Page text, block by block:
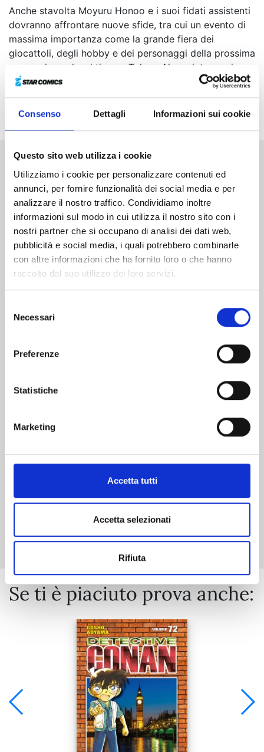
Consenso Dettagli Informazioni sui cookie
Questo sito web utilizza i cookie
Utilizziamo i cookie per personalizzare contenuti ed
annunci, per fornire funzionalità dei social media e per
analizzare il nostro traffico. Condividiamo inoltre
informazioni sul modo in cui utilizza il nostro sito con i
nostri partner che si occupano di analisi dei dati web,
pubblicità e social media, i quali potrebbero combinarle
con altre informazioni che ha fornito loro o che hanno
raccolto dal suo utilizzo dei loro servizi.
delNecessari
Preferenze
Statistiche
Marketing
Accetta tutti
Accetta selezionati
Rifiuta
Anche stavolta Moyuru Honoo e i suoi fidati assistenti
dovranno affrontare nuove sfide, tra cui un evento di
massima importanza come la grande fiera dei
giocattoli, degli hobby e dei personaggi della prossima
generazione che si tiene a Tokyo. Al suo interno si
svolgeranno battaglie al calor bianco e tra i diversi
produttori sprizzeranno scintille… L’atmosfera ardente
già satura l’intero palazzetto!
Altri volumi della serie
Mostra tutto
Se ti è piaciuto prova anche: